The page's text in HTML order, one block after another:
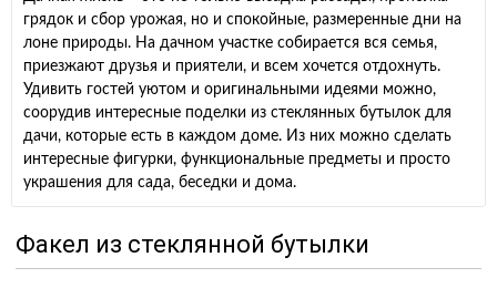
грядок и сбор урожая, но и спокойные, размеренные дни на
лоне природы. На дачном участке собирается вся семья,
приезжают друзья и приятели, и всем хочется отдохнуть.
Удивить гостей уютом и оригинальными идеями можно,
соорудив интересные поделки из стеклянных бутылок для
дачи, которые есть в каждом доме. Из них можно сделать
интересные фигурки, функциональные предметы и просто
украшения для сада, беседки и дома.
Факел из стеклянной бутылки